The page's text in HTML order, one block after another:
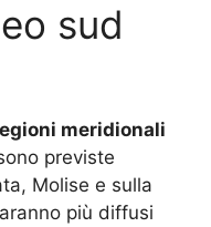
sud
meridionali
previste
Molise e sulla
più diffusi